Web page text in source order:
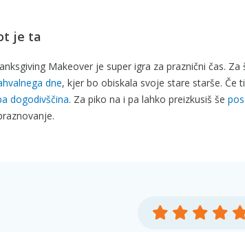
je ta
Makeover je super igra za praznični čas.
dne, kjer bo obiskala svoje stare starše. Če
dogodivščina. Za piko na i pa lahko preizkusiš še